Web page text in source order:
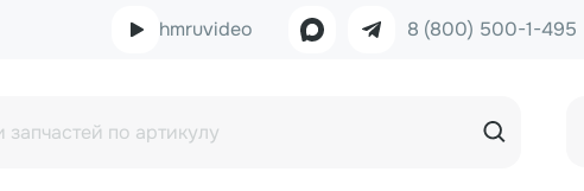
hmruvideo 8 (800) 500-1-495